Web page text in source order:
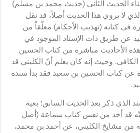
الحديث الثاني (حديث محمد بن مسلم)
لا يروي هذا الحديث أصلاً، قد نقل
في كتابه (تهذيب الأحكام) معلَّقاً من
عن طريق ذات الإسناد الموجود في
الأحاديث مباشرة من كتاب الحسين
وحيث إنه كان يعلم أنّ الكليني قد
عن كتاب الحسين بن سعيد فقد بدأ سنده
الذي ذكر بعد الحديث السابق؛ بغية
أنّه قد أخذ من نفس كتاب سماعة (أصل
من مشايخ الكليني، عن أحمد بن محمد،